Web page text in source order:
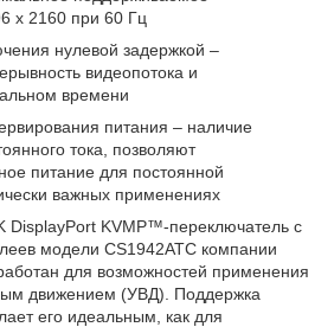
x 2160 при 60 Гц
нулевой задержкой –
видеопотока и
времени
питания – наличие
тока, позволяют
питание для постоянной
важных применениях
DisplayPort KVMP™-переключатель с
модели CS1942ATC компании
для возможностей применения
движением (УВД). Поддержка
его идеальным, как для